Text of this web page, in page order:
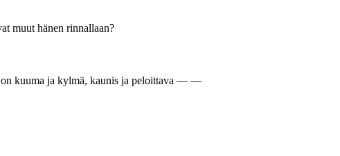
muut hänen rinnallaan?
kuuma ja kylmä, kaunis ja peloittava — —